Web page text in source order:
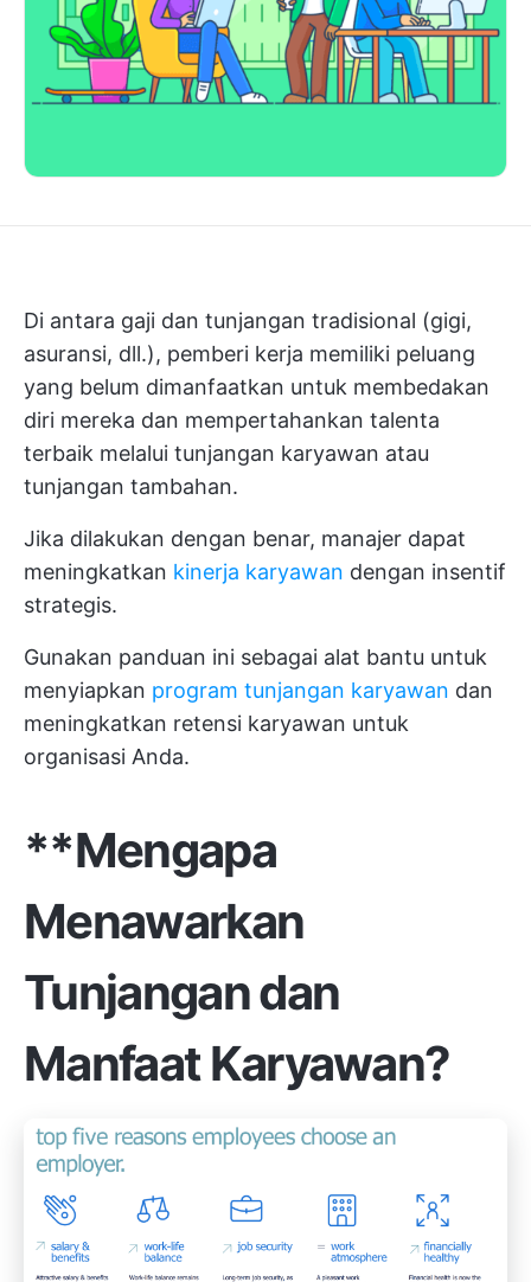
Di antara gaji dan tunjangan tradisional (gigi,
asuransi, dll.), pemberi kerja memiliki peluang
yang belum dimanfaatkan untuk membedakan
diri mereka dan mempertahankan talenta
terbaik melalui tunjangan karyawan atau
tunjangan tambahan.
Jika dilakukan dengan benar, manajer dapat
meningkatkan kinerja karyawan dengan insentif
strategis.
Gunakan panduan ini sebagai alat bantu untuk
menyiapkan program tunjangan karyawan dan
meningkatkan retensi karyawan untuk
organisasi Anda.
**Mengapa
Menawarkan
Tunjangan dan
Manfaat Karyawan?